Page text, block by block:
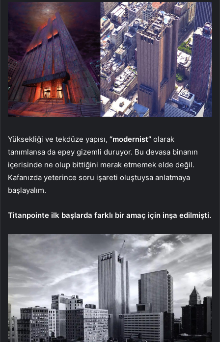
Yüksekliği ve tekdüze yapısı, “modernist” olarak
tanımlansa da epey gizemli duruyor. Bu devasa binanın
içerisinde ne olup bittiğini merak etmemek elde değil.
Kafanızda yeterince soru işareti oluştuysa anlatmaya
başlayalım.
Titanpointe ilk başlarda farklı bir amaç için inşa edilmişti.